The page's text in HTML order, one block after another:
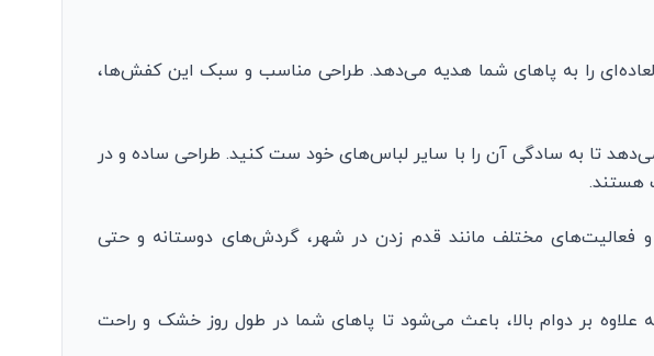
را به پاهای شما هدیه می‌دهد. طراحی مناسب و سبک این کفش‌ها،
تا به سادگی آن را با سایر لباس‌های خود ست کنید. طراحی ساده و در
هستند.
فعالیت‌های مختلف مانند قدم زدن در شهر، گردش‌های دوستانه و حتی
بر دوام بالا، باعث می‌شود تا پاهای شما در طول روز خشک و راحت